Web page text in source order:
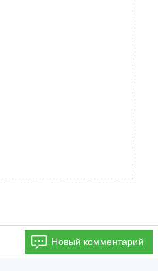
Новый комментарий